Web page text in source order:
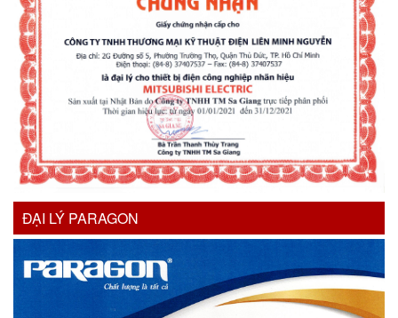
ĐẠI LÝ PARAGON